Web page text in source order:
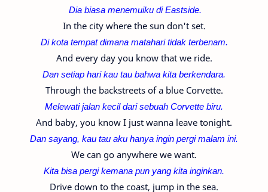
Dia biasa menemuiku diEastside.
In the city where the sun don't set.
Di kota tempat dimana matahari tidak terbenam.
And every day you know that we ride.
Dan setiap hari kau tau bahwa kita berkendara.
Through the backstreets of a blue Corvette.
Melewati jalan kecil dari sebuah Corvette biru.
And baby, you know I just wanna leave tonight.
Dan sayang, kau tau aku hanya ingin pergi malam ini.
We can go anywhere we want.
Kita bisa pergi kemana pun yang kita inginkan.
Drive down to the coast, jump in the sea.